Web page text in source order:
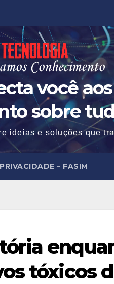
você
sobre
ideias e soluções que
– FASIM
tóxicos